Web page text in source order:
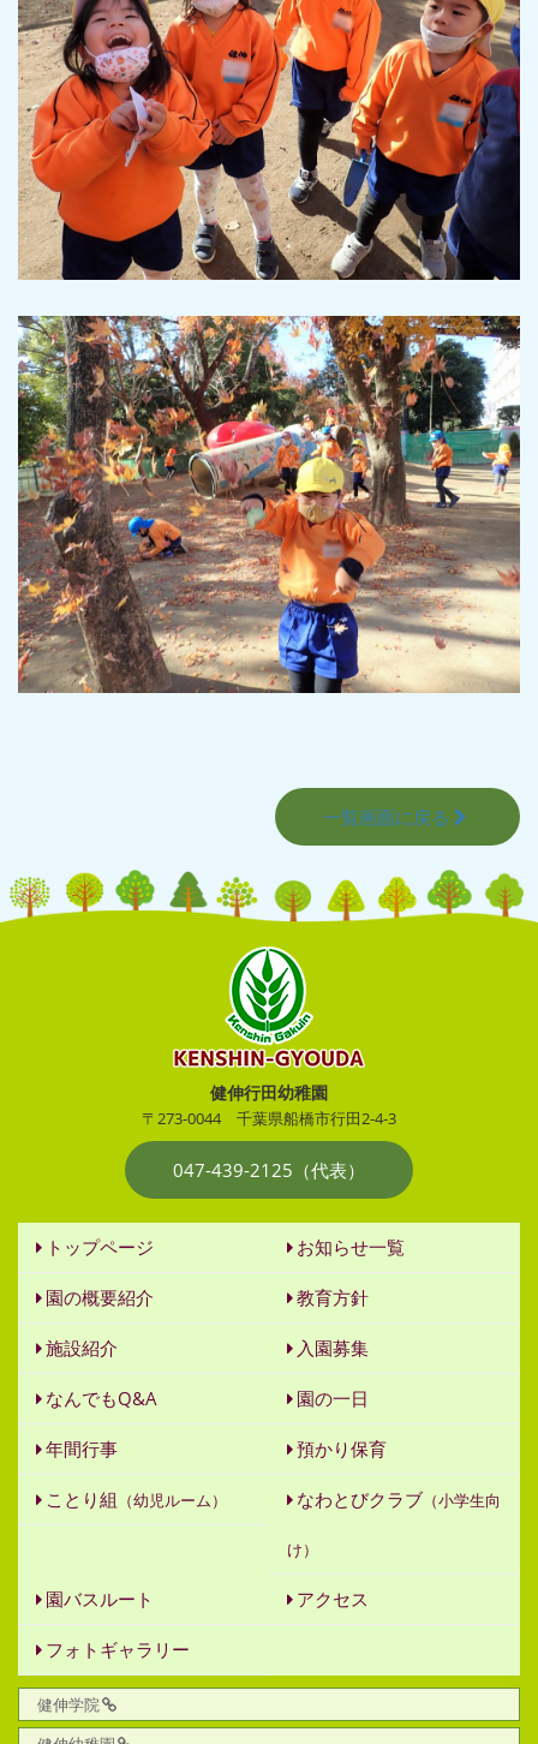
一覧画面に戻る
健伸行田幼稚園
〒273-0044 千葉県船橋市行田2-4-3
047-439-2125（代表）
トップページ お知らせ一覧
園の概要紹介 教育方針
施設紹介 入園募集
なんでもQ&A 園の一日
年間行事 預かり保育
ことり組 （幼児ルーム） なわとびクラブ （小学生向
け）
園バスルート アクセス
フォトギャラリー
健伸学院